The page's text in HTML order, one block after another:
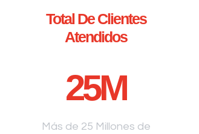
Total De Clientes
Atendidos
25M
Más de 25 Millones de